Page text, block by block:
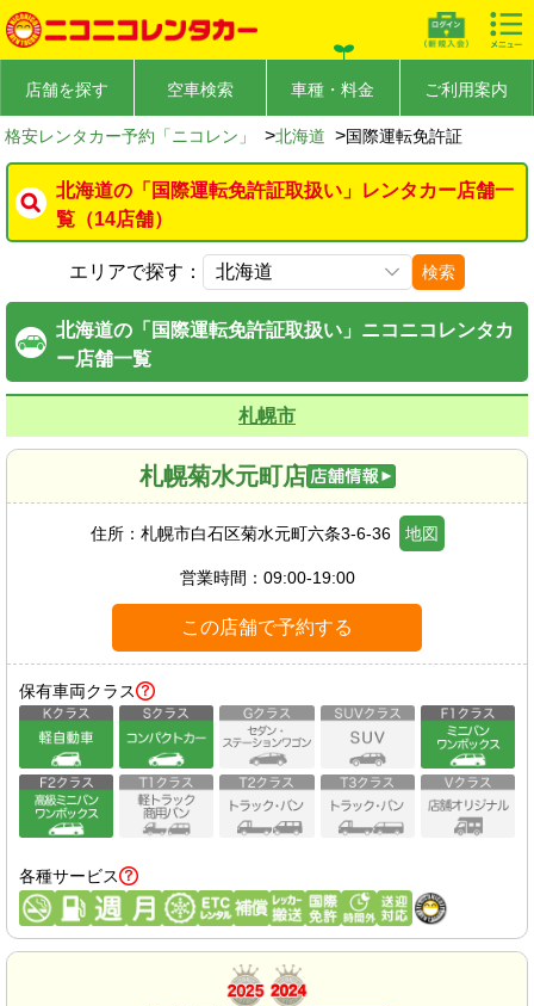
店舗を探す 空車検索 車種・料金 ご利用案内
格安レンタカー予約「ニコレン」 >北海道 >国際運転免許証
北海道の「国際運転免許証取扱い」レンタカー店舗一
覧（14店舗）
エリアで探す： 検索
北海道の「国際運転免許証取扱い」ニコニコレンタカ
ー店舗一覧
札幌市
札幌菊水元町店
住所： 札幌市白石区菊水元町六条3-6-36 地図
営業時間： 09:00-19:00
この店舗で予約する
保有車両クラス
各種サービス